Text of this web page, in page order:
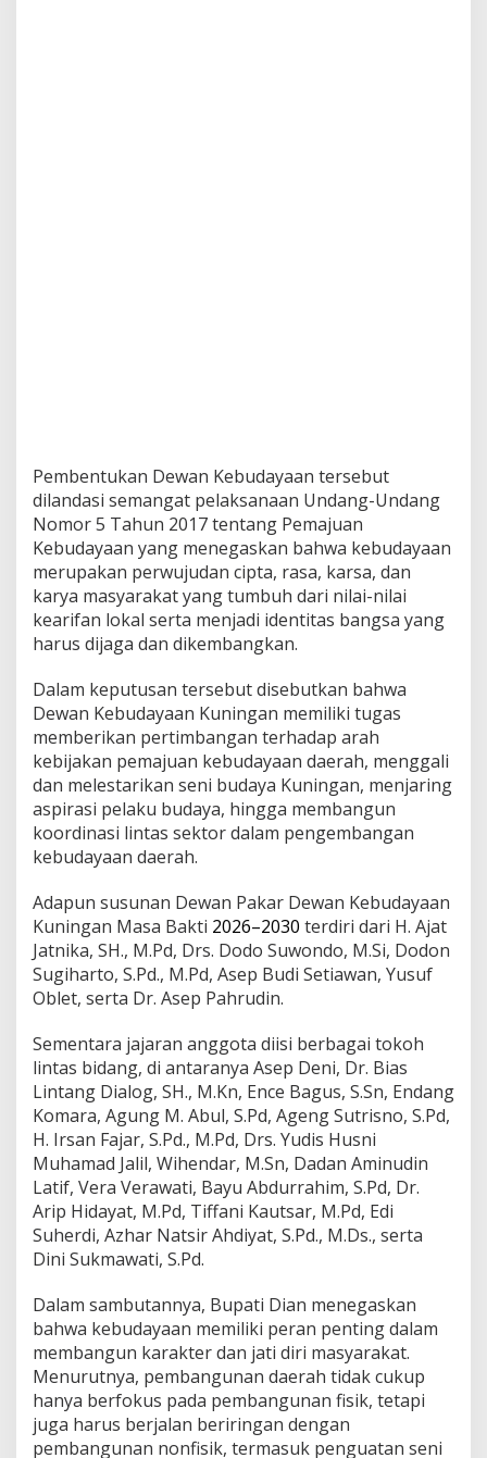
Pembentukan Dewan Kebudayaan tersebut
dilandasi semangat pelaksanaan Undang-Undang
Nomor 5 Tahun 2017 tentang Pemajuan
Kebudayaan yang menegaskan bahwa kebudayaan
merupakan perwujudan cipta, rasa, karsa, dan
karya masyarakat yang tumbuh dari nilai-nilai
kearifan lokal serta menjadi identitas bangsa yang
harus dijaga dan dikembangkan.
Dalam keputusan tersebut disebutkan bahwa
Dewan Kebudayaan Kuningan memiliki tugas
memberikan pertimbangan terhadap arah
kebijakan pemajuan kebudayaan daerah, menggali
dan melestarikan seni budaya Kuningan, menjaring
aspirasi pelaku budaya, hingga membangun
koordinasi lintas sektor dalam pengembangan
kebudayaan daerah.
Adapun susunan Dewan Pakar Dewan Kebudayaan
Kuningan Masa Bakti 2026–2030 terdiri dari H. Ajat
Jatnika, SH., M.Pd, Drs. Dodo Suwondo, M.Si, Dodon
Sugiharto, S.Pd., M.Pd, Asep Budi Setiawan, Yusuf
Oblet, serta Dr. Asep Pahrudin.
Sementara jajaran anggota diisi berbagai tokoh
lintas bidang, di antaranya Asep Deni, Dr. Bias
Lintang Dialog, SH., M.Kn, Ence Bagus, S.Sn, Endang
Komara, Agung M. Abul, S.Pd, Ageng Sutrisno, S.Pd,
H. Irsan Fajar, S.Pd., M.Pd, Drs. Yudis Husni
Muhamad Jalil, Wihendar, M.Sn, Dadan Aminudin
Latif, Vera Verawati, Bayu Abdurrahim, S.Pd, Dr.
Arip Hidayat, M.Pd, Tiffani Kautsar, M.Pd, Edi
Suherdi, Azhar Natsir Ahdiyat, S.Pd., M.Ds., serta
Dini Sukmawati, S.Pd.
Dalam sambutannya, Bupati Dian menegaskan
bahwa kebudayaan memiliki peran penting dalam
membangun karakter dan jati diri masyarakat.
Menurutnya, pembangunan daerah tidak cukup
hanya berfokus pada pembangunan fisik, tetapi
juga harus berjalan beriringan dengan
pembangunan nonfisik, termasuk penguatan seni